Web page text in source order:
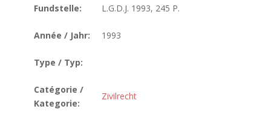
Fundstelle:
L.G.D.J. 1993, 245 P.
Année / Jahr: 1993
Type / Typ:
Catégorie /
Kategorie:
Zivilrecht